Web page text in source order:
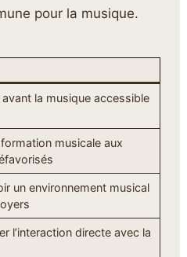
pour la musique.
la musique accessible
musicale aux
un environnement musical
l’interaction directe avec la